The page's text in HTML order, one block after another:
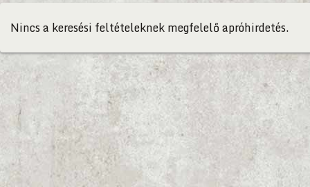
Nincs a keresési feltételeknek megfelelő apróhirdetés.